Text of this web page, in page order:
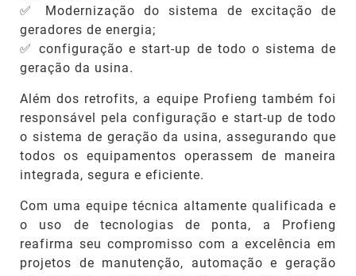
✅ Modernização do sistema de excitação de
geradores de energia;
✅ configuração e start-up de todo o sistema de
geração da usina.
Além dos retrofits, a equipe Profieng também foi
responsável pela configuração e start-up de todo
o sistema de geração da usina, assegurando que
todos os equipamentos operassem de maneira
integrada, segura e eficiente.
Com uma equipe técnica altamente qualificada e
o uso de tecnologias de ponta, a Profieng
reafirma seu compromisso com a excelência em
projetos de manutenção, automação e geração